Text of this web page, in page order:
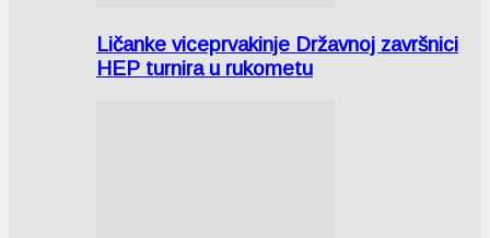
Ličanke viceprvakinje Državnoj završnici
HEP turnira u rukometu